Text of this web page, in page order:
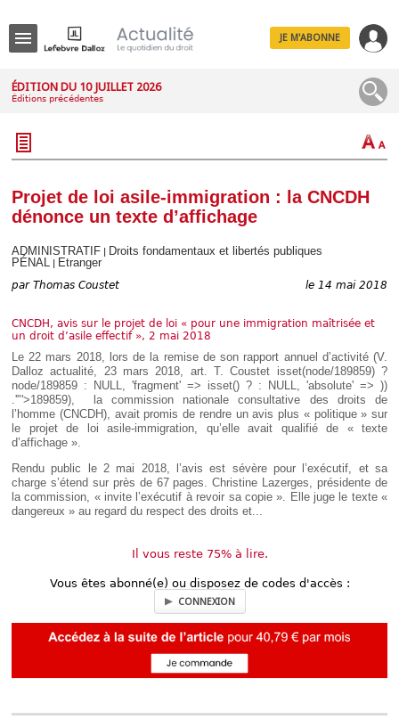
IT
JE M'ABONNE
ÉDITION DU 10 JUILLET 2026
Éditions précédentes
Projet de loi asile-immigration : la CNCDH
dénonce un texte d’affichage
ADMINISTRATIF
Droits fondamentaux et libertés publiques
PÉNAL
Etranger
par Thomas Coustet le 14 mai 2018
CNCDH, avis sur le projet de loi « pour une immigration maîtrisée et
un droit d’asile effectif », 2 mai 2018
Le 22 mars 2018, lors de la remise de son rapport annuel d’activité (V.
Dalloz actualité, 23 mars 2018, art. T. Coustet isset(node/189859) ?
node/189859 : NULL, 'fragment' => isset() ? : NULL, 'absolute' => ))
.'"'>189859), la commission nationale consultative des droits de
l’homme (CNCDH), avait promis de rendre un avis plus « politique » sur
le projet de loi asile-immigration, qu’elle avait qualifié de « texte
d’affichage ».
Rendu public le 2 mai 2018, l’avis est sévère pour l’exécutif, et sa
charge s’étend sur près de 67 pages. Christine Lazerges, présidente de
la commission, « invite l’exécutif à revoir sa copie ». Elle juge le texte «
dangereux » au regard du respect des droits et...
Il vous reste 75% à lire.
Vous êtes abonné(e) ou disposez de codes d'accès :
CONNEXION